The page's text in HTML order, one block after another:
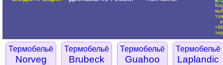
Термобельё
Norveg
Термобельё
Brubeck
Термобельё
Guahoo
Термобельё
Laplandic